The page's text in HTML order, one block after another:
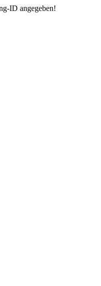
ID angegeben!